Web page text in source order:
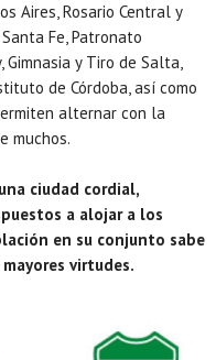
Aires, Rosario Central y
Fe, Patronato
Gimnasia y Tiro de Salta,
de Córdoba, así como
alternar con la
muchos.
ciudad cordial,
a alojar a los
en su conjunto sabe
virtudes.